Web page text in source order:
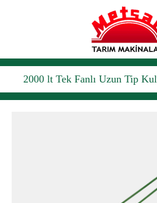
2000 lt Tek Fanlı Uzun Tip